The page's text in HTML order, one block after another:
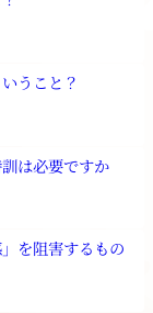
うこと？
は必要ですか
を阻害するもの